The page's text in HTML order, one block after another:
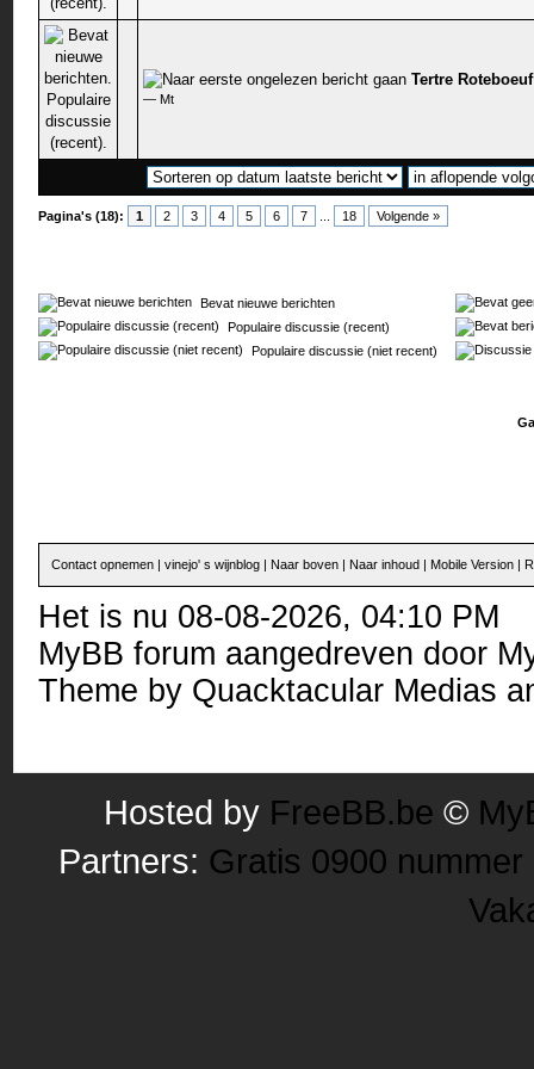
Tertre
— Mt
0 stem - 0 van 5 gemiddeld
Pagina's (18): 1 2 3 4 5 6 7 18 Volgende »
Bevat nieuwe berichten
Populaire discussie (recent)
Populaire discussie (niet recent)
Contact opnemen |vinejo' s wijnblog | Naar boven | Naar inhoud | Mobile Version |
Het is nu 08-08-2026, 04:10 PM
MyBB forum aangedreven door
Theme by Quacktacular Medias
Hosted by FreeBB.be ©
Partners: Gratis 0900 nummer